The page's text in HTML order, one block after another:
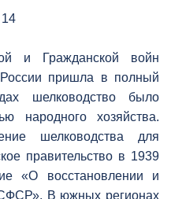
и Гражданской войн
пришла в полный
шелководство было
народного хозяйства.
шелководства для
правительство в 1939
«О восстановлении и
В южных регионах